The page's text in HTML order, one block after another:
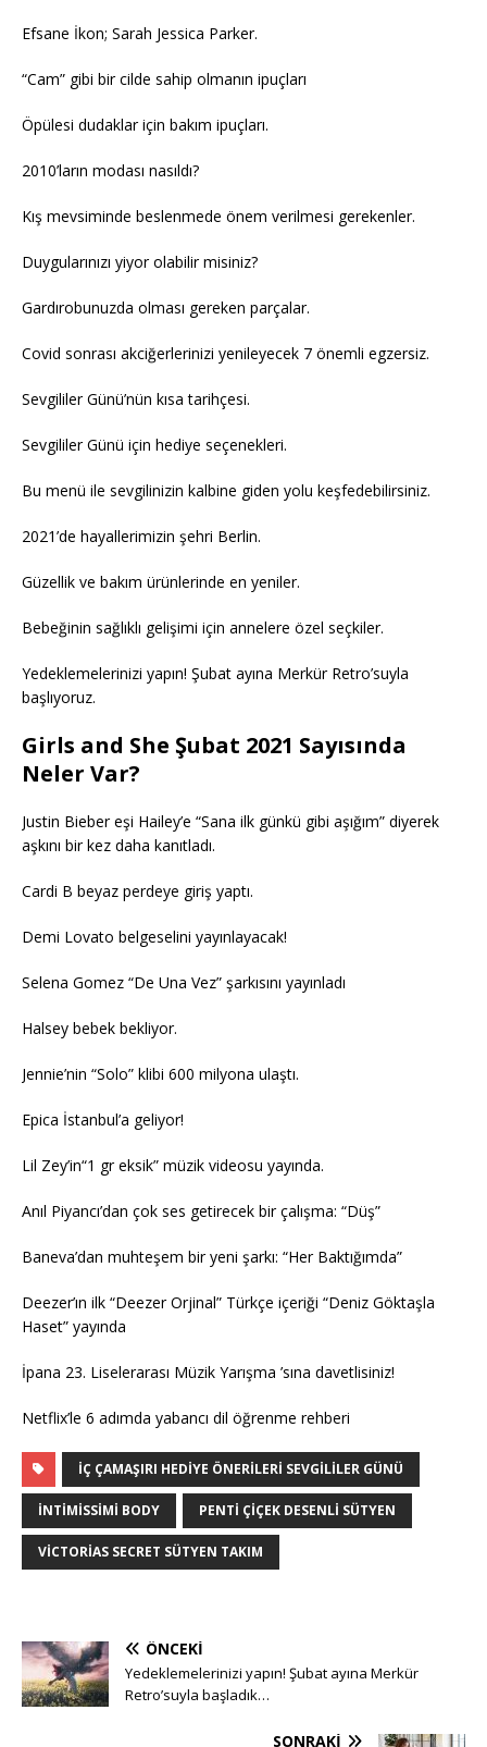
Efsane İkon; Sarah Jessica Parker.
“Cam” gibi bir cilde sahip olmanın ipuçları
Öpülesi dudaklar için bakım ipuçları.
2010’ların modası nasıldı?
Kış mevsiminde beslenmede önem verilmesi gerekenler.
Duygularınızı yiyor olabilir misiniz?
Gardırobunuzda olması gereken parçalar.
Covid sonrası akciğerlerinizi yenileyecek 7 önemli egzersiz.
Sevgililer Günü’nün kısa tarihçesi.
Sevgililer Günü için hediye seçenekleri.
Bu menü ile sevgilinizin kalbine giden yolu keşfedebilirsiniz.
2021’de hayallerimizin şehri Berlin.
Güzellik ve bakım ürünlerinde en yeniler.
Bebeğinin sağlıklı gelişimi için annelere özel seçkiler.
Yedeklemelerinizi yapın! Şubat ayına Merkür Retro’suyla
başlıyoruz.
Girls and She Şubat 2021 Sayısında
Neler Var?
Justin Bieber eşi Hailey’e “Sana ilk günkü gibi aşığım” diyerek
aşkını bir kez daha kanıtladı.
Cardi B beyaz perdeye giriş yaptı.
Demi Lovato belgeselini yayınlayacak!
Selena Gomez “De Una Vez” şarkısını yayınladı
Halsey bebek bekliyor.
Jennie’nin “Solo” klibi 600 milyona ulaştı.
Epica İstanbul’a geliyor!
Lil Zey’in“1 gr eksik” müzik videosu yayında.
Anıl Piyancı’dan çok ses getirecek bir çalışma: “Düş”
Baneva’dan muhteşem bir yeni şarkı: “Her Baktığımda”
Deezer’ın ilk “Deezer Orjinal” Türkçe içeriği “Deniz Göktaşla
Haset” yayında
İpana 23. Liselerarası Müzik Yarışma ’sına davetlisiniz!
Netflix’le 6 adımda yabancı dil öğrenme rehberi
İÇ ÇAMAŞIRI HEDIYE ÖNERILERI SEVGILILER GÜNÜ
INTIMISSIMI BODY PENTI ÇIÇEK DESENLI SÜTYEN
VICTORIAS SECRET SÜTYEN TAKIM
ÖNCEKI
Yedeklemelerinizi yapın! Şubat ayına Merkür
Retro’suyla başladık…
SONRAKI